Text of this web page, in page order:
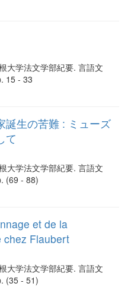
大学法文学部紀要. 言語文
15 - 33
誕生の苦難 : ミューズ
て
大学法文学部紀要. 言語文
(69 - 88)
et de la
chez Flaubert
大学法文学部紀要. 言語文
(35 - 51)